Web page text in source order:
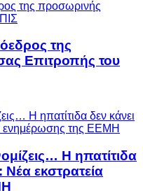
της
Επιτροπής του
Η ηπατίτιδα
Νέα εκστρατεία